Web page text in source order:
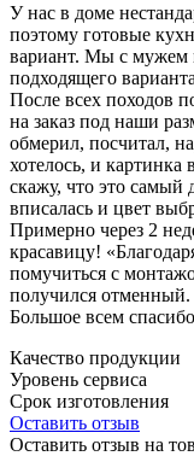
У нас в доме
поэтому готовые
вариант. Мы с мужем
подходящего
После всех походов
на заказ под наши
обмерил, посчитал,
хотелось, и картинка
скажу, что это самый
вписалась и цвет
Примерно через 2
красавицу!
помучиться с
получился отменный.
Большое всем
Качество продукции
Уровень сервиса
Срок изготовления
Оставить отзыв
Оставить отзыв на